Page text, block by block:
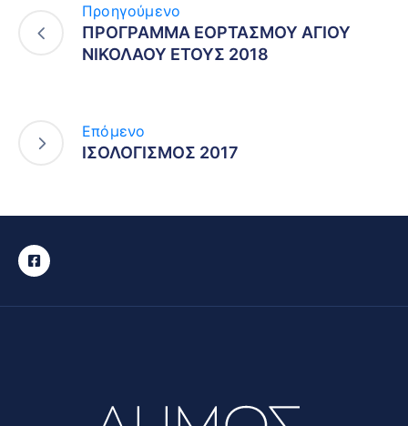
Προηγούμενο
ΠΡΟΓΡΑΜΜΑ ΕΟΡΤΑΣΜΟΥ ΑΓΙΟΥ
ΝΙΚΟΛΑΟΥ ΕΤΟΥΣ 2018
Επόμενο
ΙΣΟΛΟΓΙΣΜΟΣ 2017